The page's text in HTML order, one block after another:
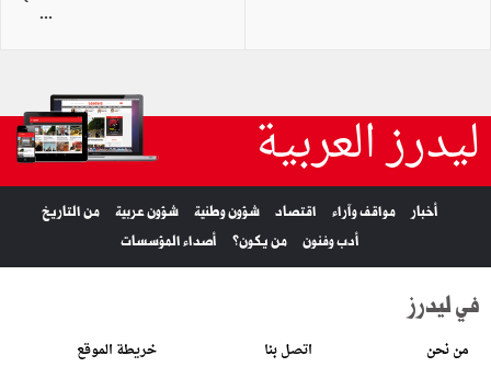
...
ليدرز العربية
أخبار مواقف وآراء اقتصاد شؤون وطنية شؤون عربية
من التاريخ
أدب وفنون
من يكون؟ أصداء المؤسسات
في ليدرز
من نحن اتصل بنا خريطة الموقع